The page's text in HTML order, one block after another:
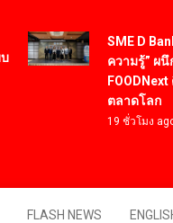
SME D Bank เปิ
ความรู้” ผนึกสถา
FOODNext ติดอ
ตลาดโลก
19 ชั่วโมง ago
FLASH NEWS